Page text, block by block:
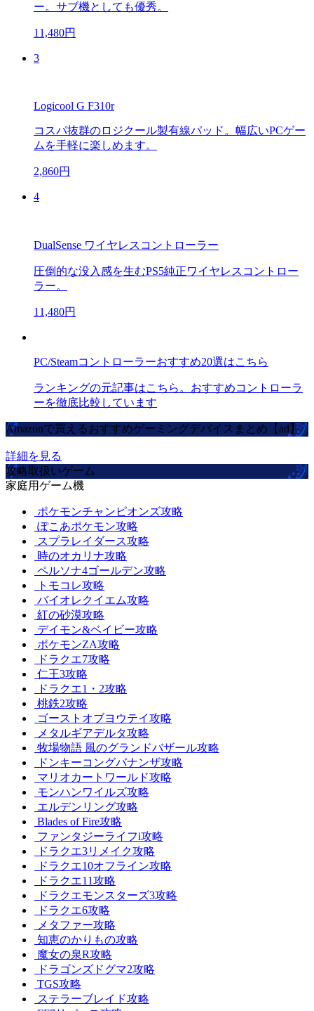
ー。サブ機としても優秀。
11,480円
3
Logicool G F310r
コスパ抜群のロジクール製有線パッド。幅広いPCゲー
ムを手軽に楽しめます。
2,860円
4
DualSense ワイヤレスコントローラー
圧倒的な没入感を生むPS5純正ワイヤレスコントロー
ラー。
11,480円
PC/Steamコントローラーおすすめ20選はこちら
ランキングの元記事はこちら。おすすめコントローラ
ーを徹底比較しています
Amazonで買えるおすすめゲーミングデバイスまとめ【ad】
詳細を見る
攻略取扱いゲーム
家庭用ゲーム機
ポケモンチャンピオンズ攻略
ぽこあポケモン攻略
スプラレイダース攻略
時のオカリナ攻略
ペルソナ4ゴールデン攻略
トモコレ攻略
バイオレクイエム攻略
紅の砂漠攻略
デイモン&ベイビー攻略
ポケモンZA攻略
ドラクエ7攻略
仁王3攻略
ドラクエ1・2攻略
桃鉄2攻略
ゴーストオブヨウテイ攻略
メタルギアデルタ攻略
牧場物語 風のグランドバザール攻略
ドンキーコングバナンザ攻略
マリオカートワールド攻略
モンハンワイルズ攻略
エルデンリング攻略
Blades of Fire攻略
ファンタジーライフi攻略
ドラクエ3リメイク攻略
ドラクエ10オフライン攻略
ドラクエ11攻略
ドラクエモンスターズ3攻略
ドラクエ6攻略
メタファー攻略
知恵のかりもの攻略
魔女の泉R攻略
ドラゴンズドグマ2攻略
TGS攻略
ステラーブレイド攻略